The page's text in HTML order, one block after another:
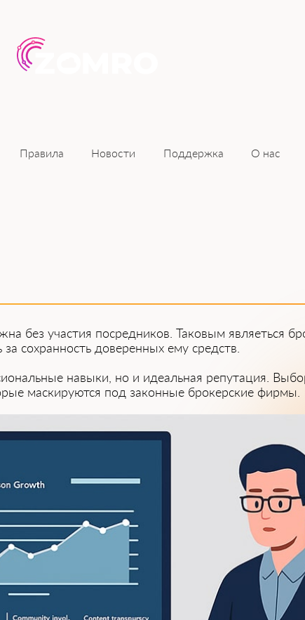
Правила Новости Поддержка О нас
без участия посредников. Таковым являеться
сохранность доверенных е͏му средств.
навыки, но и идеальная репутация.
маскируются под зако͏нные брокерские фирмы.